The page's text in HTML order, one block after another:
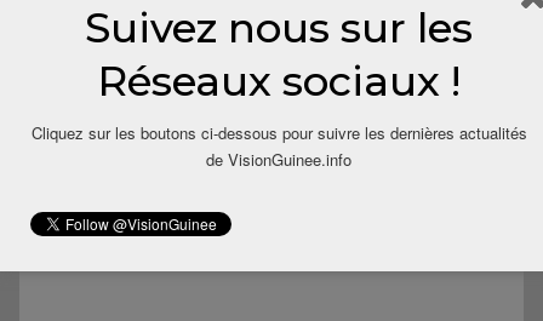
LAISSER UN COMMENTAIRE
Suivez nous sur les
Réseaux sociaux !
Cliquez sur les boutons ci-dessous pour suivre les dernières actualités
de VisionGuinee.info